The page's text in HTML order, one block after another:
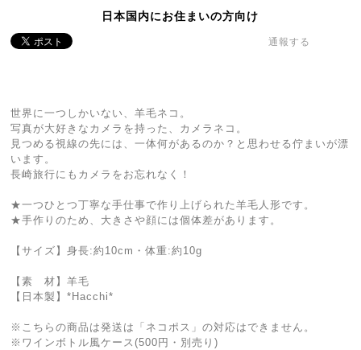
日本国内にお住まいの方向け
通報する
世界に一つしかいない、羊毛ネコ。
写真が大好きなカメラを持った、カメラネコ。
見つめる視線の先には、一体何があるのか？と思わせる佇まいが漂
います。
長崎旅行にもカメラをお忘れなく！
★一つひとつ丁寧な手仕事で作り上げられた羊毛人形です。
★手作りのため、大きさや顔には個体差があります。
【サイズ】身長:約10cm・体重:約10g
【素 材】羊毛
【日本製】*Hacchi*
※こちらの商品は発送は「ネコポス」の対応はできません。
※ワインボトル風ケース(500円・別売り)